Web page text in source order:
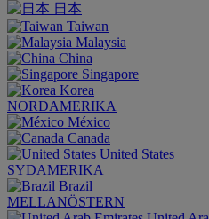
日本
Taiwan
Malaysia
China
Singapore
Korea
NORDAMERIKA
México
Canada
United States
SYDAMERIKA
Brazil
MELLANÖSTERN